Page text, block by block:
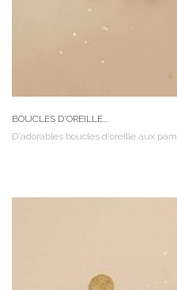
BOUCLES D'OREILLE...
D'adorables boucles d'oreille aux